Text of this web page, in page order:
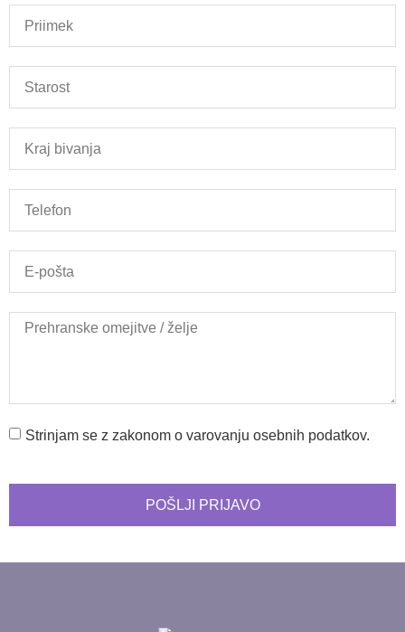
Strinjam se z zakonom o varovanju osebnih podatkov.
POŠLJI PRIJAVO